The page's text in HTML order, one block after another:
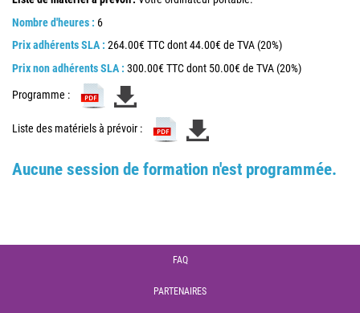
Nombre d'heures : 6
Prix adhérents SLA : 264.00€ TTC dont 44.00€ de TVA (20%)
Prix non adhérents SLA : 300.00€ TTC dont 50.00€ de TVA (20%)
Programme :
Liste des matériels à prévoir :
Aucune session de formation n'est programmée.
FAQ
PARTENAIRES